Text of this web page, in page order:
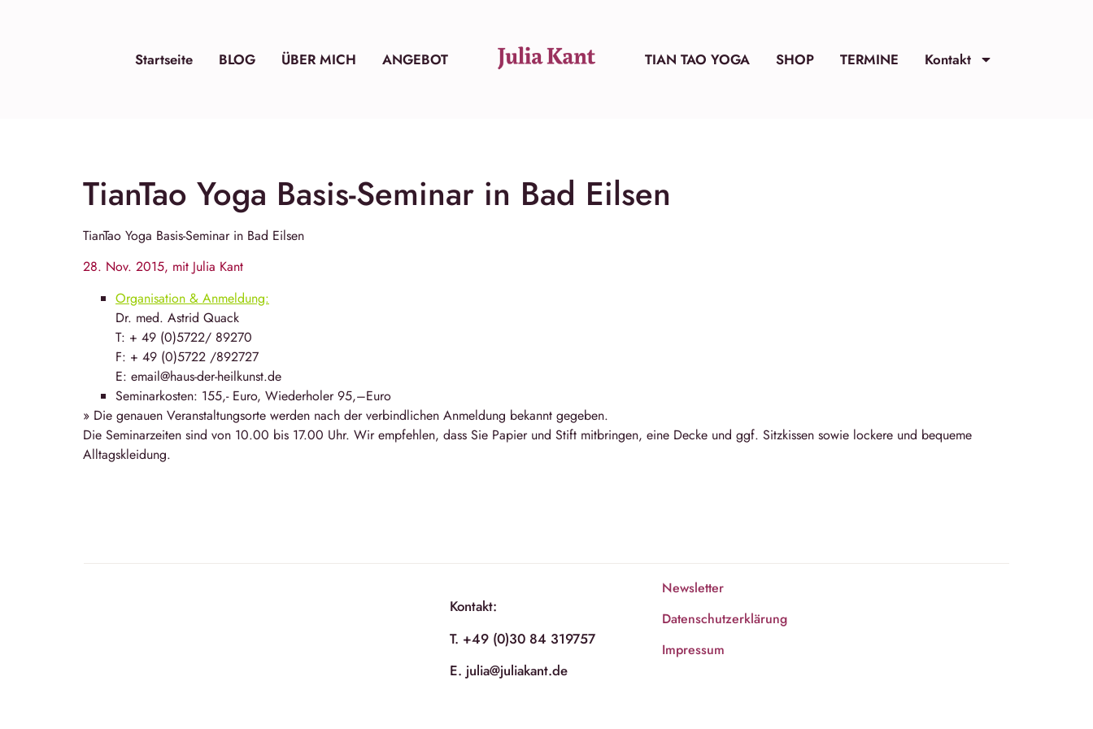
TIAN TAO YOGA SHOP TERMINE Kontakt
Startseite BLOG ÜBER MICH ANGEBOT
TianTao Yoga Basis-Seminar in Bad Eilsen
TianTao Yoga Basis-Seminar in Bad Eilsen
28. Nov. 2015, mit Julia Kant
Organisation & Anmeldung:
Dr. med. Astrid Quack
T: + 49 (0)5722/ 89270
F: + 49 (0)5722 /892727
E: email@haus-der-heilkunst.de
Seminarkosten: 155,- Euro, Wiederholer 95,–Euro
» Die genauen Veranstaltungsorte werden nach der verbindlichen Anmeldung bekannt gegeben.
Die Seminarzeiten sind von 10.00 bis 17.00 Uhr. Wir empfehlen, dass Sie Papier und Stift mitbringen, eine Decke und ggf. Sitzkissen sowie lockere und bequeme
Alltagskleidung.
Kontakt:
T. +49 (0)30 84 319757
E. julia@juliakant.de
Newsletter
Datenschutzerklärung
Impressum